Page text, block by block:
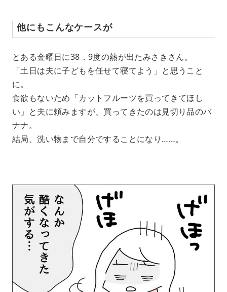
他にもこんなケースが
とある金曜日に38．9度の熱が出たみさきさん。
「土日は夫に子どもを任せて寝てよう」と思うこと
に。
食欲もないため「カットフルーツを買ってきてほし
い」と夫に頼みますが、買ってきたのは見切り品のバ
ナナ。
結局、洗い物まで自分ですることになり……。